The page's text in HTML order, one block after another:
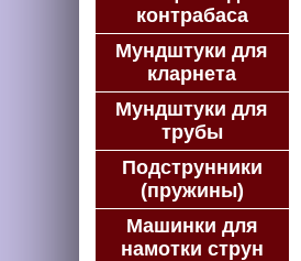
контрабаса
Мундштуки для
кларнета
Мундштуки для
трубы
Подструнники
(пружины)
Машинки для
намотки струн